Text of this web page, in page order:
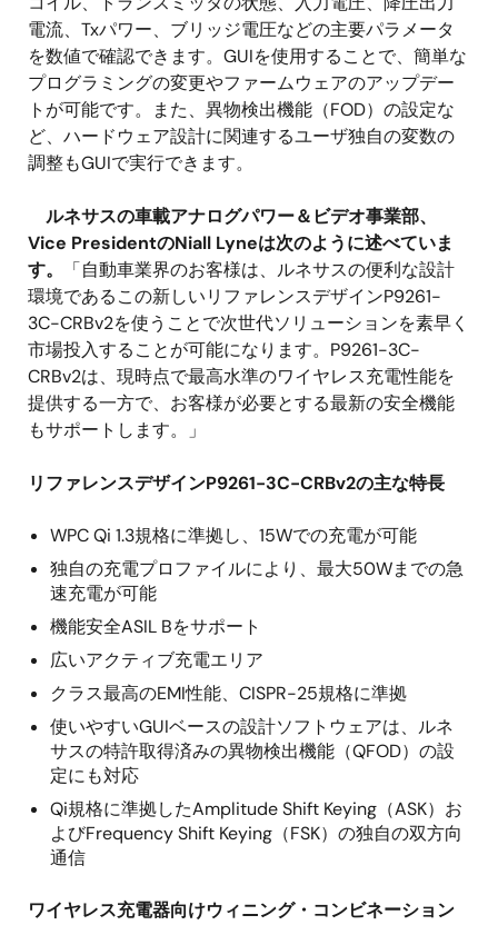
電流、Txパワー、ブリッジ電圧などの主要パラメータ
を数値で確認できます。GUIを使用することで、簡単な
プログラミングの変更やファームウェアのアップデー
トが可能です。また、異物検出機能（FOD）の設定な
ど、ハードウェア設計に関連するユーザ独自の変数の
調整もGUIで実行できます。
ルネサスの車載アナログパワー＆ビデオ事業部、
Vice PresidentのNiall Lyneは次のように述べていま
す。
「自動車業界のお客様は、ルネサスの便利な設計
環境であるこの新しいリファレンスデザインP9261-
3C-CRBv2を使うことで次世代ソリューションを素早く
市場投入することが可能になります。P9261-3C-
CRBv2は、現時点で最高水準のワイヤレス充電性能を
提供する一方で、お客様が必要とする最新の安全機能
もサポートします。」
リファレンスデザインP9261-3C-CRBv2の主な特長
WPC Qi 1.3規格に準拠し、15Wでの充電が可能
独自の充電プロファイルにより、最大50Wまでの急
速充電が可能
機能安全ASIL Bをサポート
広いアクティブ充電エリア
クラス最高のEMI性能、CISPR-25規格に準拠
使いやすいGUIベースの設計ソフトウェアは、ルネ
サスの特許取得済みの異物検出機能（QFOD）の設
定にも対応
Qi規格に準拠したAmplitude Shift Keying（ASK）お
よびFrequency Shift Keying（FSK）の独自の双方向
通信
ワイヤレス充電器向けウィニング・コンビネーション